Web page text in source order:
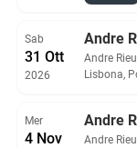
Sab
31 Ott
2026
Andre
Andre Rieu
Lisbona,
Mer
4 Nov
Andre
Andre Rieu